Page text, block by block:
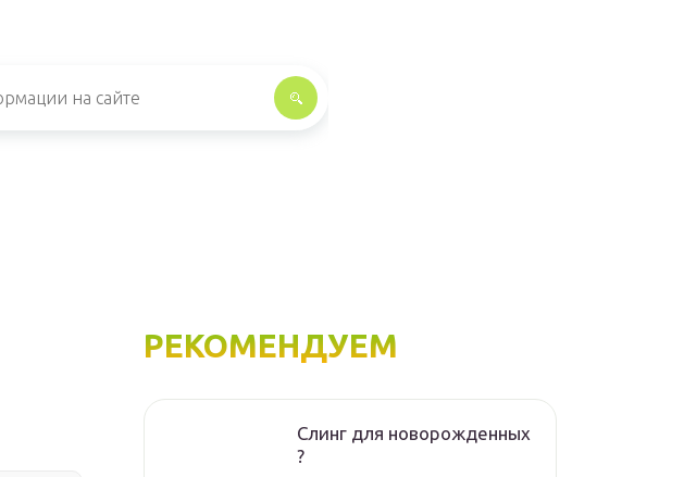
РЕКОМЕНДУЕМ
Слинг для новорожденных
?